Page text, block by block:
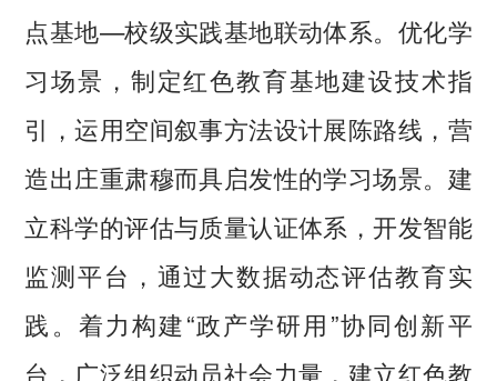
点基地—校级实践基地联动体系。优化学
习场景，制定红色教育基地建设技术指
引，运用空间叙事方法设计展陈路线，营
造出庄重肃穆而具启发性的学习场景。建
立科学的评估与质量认证体系，开发智能
监测平台，通过大数据动态评估教育实
践。着力构建“政产学研用”协同创新平
台，广泛组织动员社会力量，建立红色教